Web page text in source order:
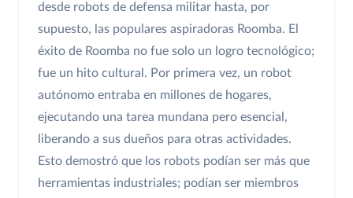
desde robots de defensa militar hasta, por
supuesto, las populares aspiradoras Roomba. El
éxito de Roomba no fue solo un logro tecnológico;
fue un hito cultural. Por primera vez, un robot
autónomo entraba en millones de hogares,
ejecutando una tarea mundana pero esencial,
liberando a sus dueños para otras actividades.
Esto demostró que los robots podían ser más que
herramientas industriales; podían ser miembros